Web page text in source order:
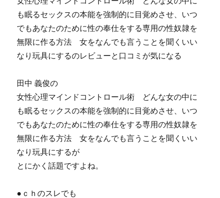
も眠るセックスの本能を強制的に目覚めさせ、いつ
でもあなたのために性の奉仕をする専用の性奴隷を
無限に作る方法 女をなんでも言うことを聞くいい
なり玩具にするのレビューと口コミが気になる
田中 義俊の
女性心理マインドコントロール術 どんな女の中に
も眠るセックスの本能を強制的に目覚めさせ、いつ
でもあなたのために性の奉仕をする専用の性奴隷を
無限に作る方法 女をなんでも言うことを聞くいい
なり玩具にするが
とにかく話題ですよね。
●ｃｈのスレでも